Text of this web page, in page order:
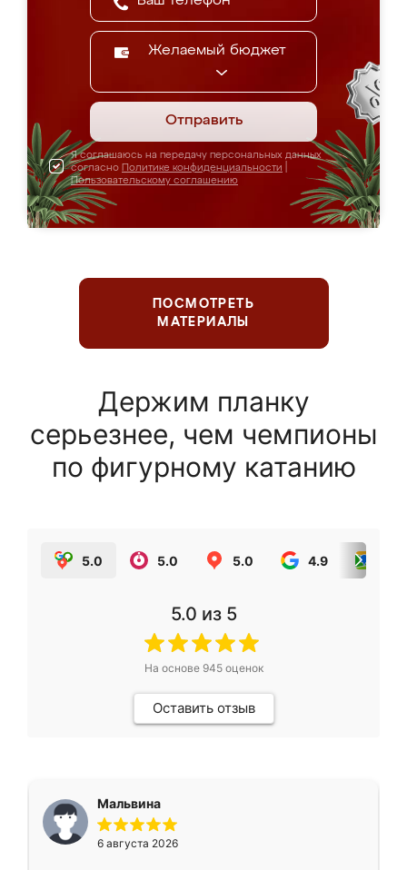
Желаемый бюджет
Отправить
Я соглашаюсь на передачу персональных данных
согласно Политике конфиденциальности
Пользовательскому соглашению
ПОСМОТРЕТЬ
МАТЕРИАЛЫ
Держим планку
серьезнее, чем чемпионы
по фигурному катанию
5.0 5.0 5.0 4.9
5.0 из 5
На основе 945оценок
Оставить отзыв
Мальвина
6 августа 2026